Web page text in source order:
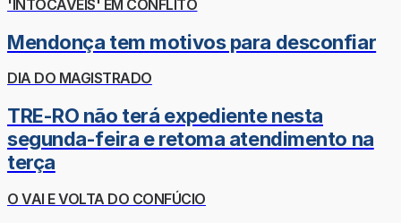
'INTOCÁVEIS' EM CONFLITO
Mendonça tem motivos para desconfiar
DIA DO MAGISTRADO
TRE-RO não terá expediente nesta
segunda-feira e retoma atendimento na
terça
O VAI E VOLTA DO CONFÚCIO